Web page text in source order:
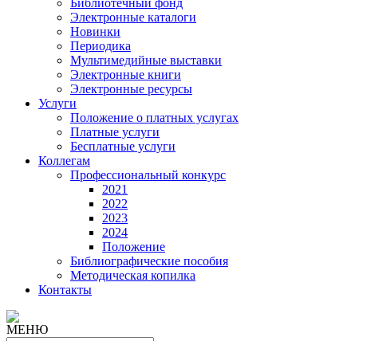
Электронные каталоги
Новинки
Периодика
Мультимедийные выставки
Электронные книги
Электронные ресурсы
Услуги
Положение о платных услугах
Платные услуги
Бесплатные услуги
Коллегам
Профессиональный конкурс
2021
2022
2023
2024
Положение
Библиографические пособия
Методическая копилка
Контакты
МЕНЮ